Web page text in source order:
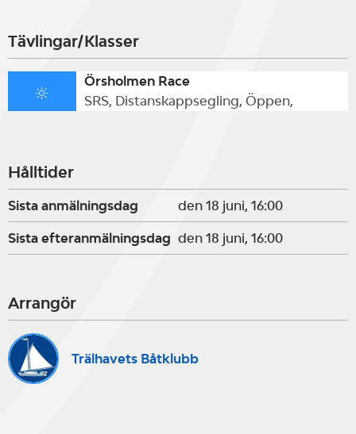
Tävlingar/Klasser
Örsholmen Race
SRS, Distanskappsegling, Öppen,
Hålltider
Sista anmälningsdag den 18 juni, 16:00
Sista efteranmälningsdag den 18 juni, 16:00
Arrangör
Trälhavets Båtklubb